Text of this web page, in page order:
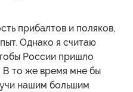
прибалтов и поляков,
Однако я считаю
России пришло
В то же время мне бы
нашим большим